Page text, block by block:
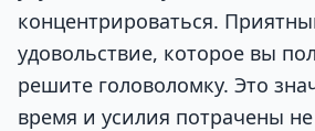
концентрироваться.
удовольствие, которое вы
решите головоломку. Это
время и усилия потрачены не